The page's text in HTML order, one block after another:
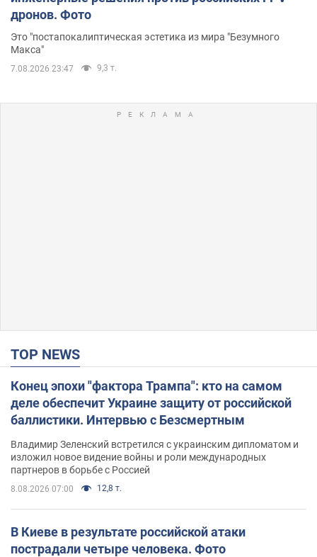
дронов. Фото
Это "постапокалиптическая эстетика из мира "Безумного
Макса"
7.08.2026 23:47 9,3 т.
TOP NEWS
Конец эпохи "фактора Трампа": кто на самом
деле обеспечит Украине защиту от российской
баллистики. Интервью с Безсмертным
Владимир Зеленский встретился с украинским дипломатом и
изложил новое видение войны и роли международных
партнеров в борьбе с Россией
8.08.2026 07:00 12,8 т.
В Киеве в результате российской атаки
пострадали четыре человека. Фото